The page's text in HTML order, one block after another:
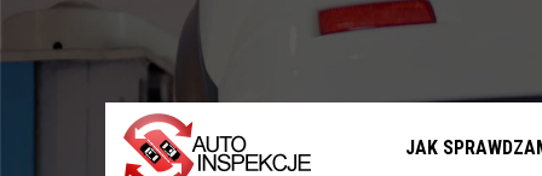
JAK
Sprawdzenie samochodu przed zakupem –
Sprawdzenie historii serwisowej